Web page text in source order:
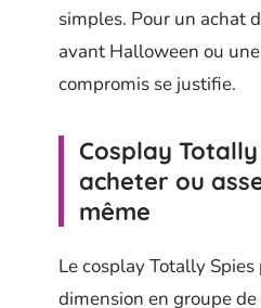
simples. Pour un achat
avant Halloween ou
compromis se justifie.
Cosplay
acheter ou
même
Le cosplay Totally
dimension en groupe